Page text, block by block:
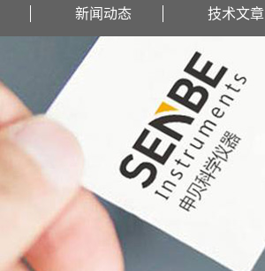
新闻动态 技术文章